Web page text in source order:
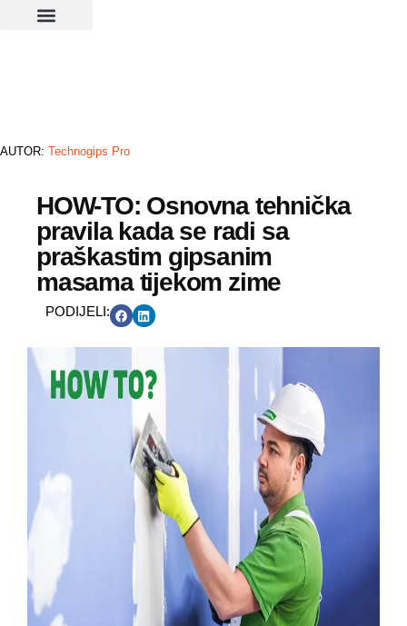
AUTOR: Technogips Pro
HOW-TO: Osnovna tehnička
pravila kada se radi sa
praškastim gipsanim
masama tijekom zime
PODIJELI: